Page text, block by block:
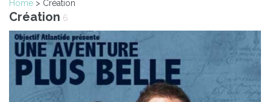
Home > Création
Création 6